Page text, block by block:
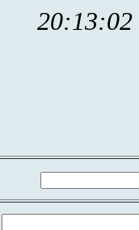
20:13:02